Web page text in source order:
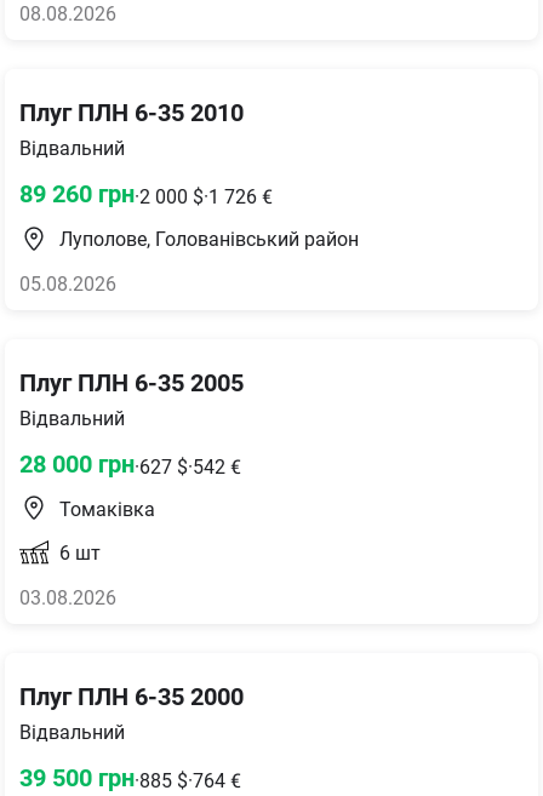
08.08.2026
Плуг ПЛН 6-35 2010
Відвальний
89 260 грн·2 000 $·1 726 €
Луполове, Голованівський район
05.08.2026
Плуг ПЛН 6-35 2005
Відвальний
28 000 грн·627 $·542 €
Томаківка
6 шт
03.08.2026
Плуг ПЛН 6-35 2000
Відвальний
39 500 грн·885 $·764 €